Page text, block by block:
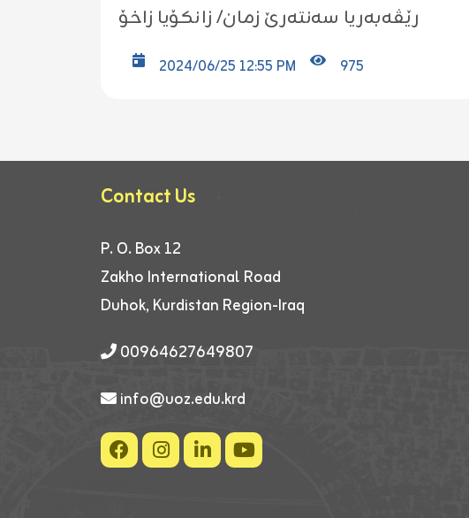
رێڤەبەریا سەنتەرێ زمان/ زانكۆیا زاخۆ
2024/06/25 12:55 PM 975
Contact Us
P. O. Box 12
Zakho International Road
Duhok, Kurdistan Region-Iraq
00964627649807
info@uoz.edu.krd